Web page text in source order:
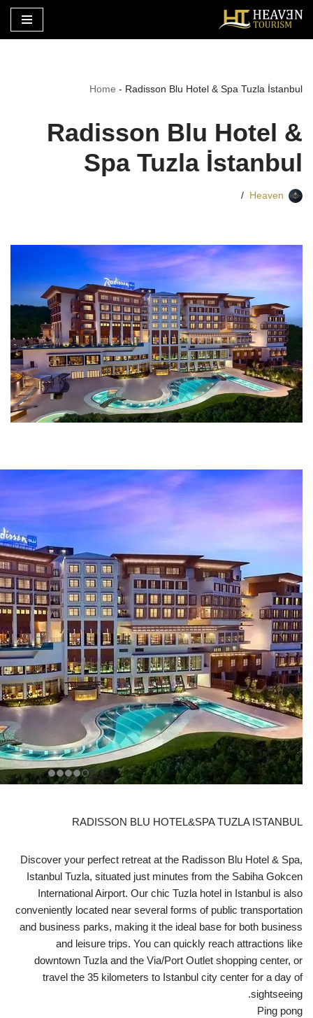
تخطى
Home - Radisson Blu Hotel & Spa Tuzla İstanbul
Radisson Blu Hotel &
Spa Tuzla İstanbul
Heaven
RADISSON BLU HOTEL&SPA TUZLA ISTANBUL
Discover your perfect retreat at the Radisson Blu Hotel & Spa,
Istanbul Tuzla, situated just minutes from the Sabiha Gokcen
International Airport. Our chic Tuzla hotel in Istanbul is also
conveniently located near several forms of public transportation
and business parks, making it the ideal base for both business
and leisure trips. You can quickly reach attractions like
downtown Tuzla and the Via/Port Outlet shopping center, or
travel the 35 kilometers to Istanbul city center for a day of
sightseeing.
Ping pong